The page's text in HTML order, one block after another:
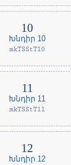
Խնդիր 10
mkTSStT10
Խնդիր 11
mkTSStT11
Խնդիր 12